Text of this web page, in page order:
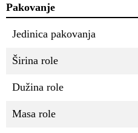
Pakovanje
Jedinica pakovanja
Širina role
Dužina role
Masa role